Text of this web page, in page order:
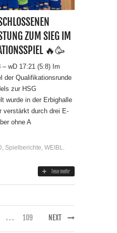
ZUM SIEG IM
🔥🥳
– wD 17:21 (5:8) Im
der Qualifikationsrunde
zur HSG
wurde in der Erbighalle
verstärkt durch drei E-
ohne A
Spielberichte WEIBL.
lese mehr
. . . 109 NEXT